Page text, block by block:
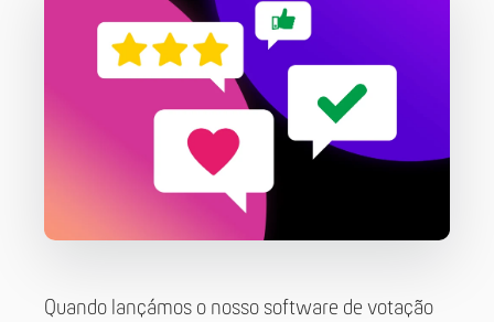
Quando lançámos o nosso software de votação